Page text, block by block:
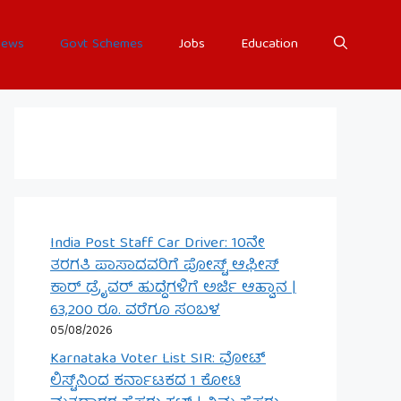
Govt Schemes Jobs Education
India Post Staff Car Driver: 10ನೇ
ತರಗತಿ ಪಾಸಾದವರಿಗೆ ಪೋಸ್ಟ್ ಆಫೀಸ್
ಕಾರ್ ಡ್ರೈವರ್ ಹುದ್ದೆಗಳಿಗೆ ಅರ್ಜಿ ಆಹ್ವಾನ |
63,200 ರೂ. ವರೆಗೂ ಸಂಬಳ
05/08/2026
Karnataka Voter List SIR: ವೋಟ್
ಲಿಸ್ಟ್‌ನಿಂದ ಕರ್ನಾಟಕದ 1 ಕೋಟಿ